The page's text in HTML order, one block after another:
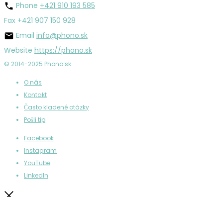
Phone +421 910 193 585
Fax +421 907 150 928
Email info@phono.sk
Website https://phono.sk
© 2014-2025 Phono.sk
O nás
Kontakt
Často kladené otázky
Pošli tip
Facebook
Instagram
YouTube
LinkedIn